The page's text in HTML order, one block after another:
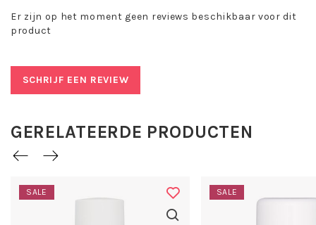
foto-aging afremt.
Nouvital Pro Collagen Emulsion verhoogt het
vochtgehalte van de huid, activeert de celstofwisseling,
Geschikt voor een droge of vochtarme huid, rijpere huid.
Hypoallergeen
Vrij van minerale olien
Vrij van tarwekiemolie (i.v.m. glutenallergie)
Er zijn op het moment geen reviews beschikbaar voor dit
product
SCHRIJF EEN REVIEW
GERELATEERDE PRODUCTEN
SALE SALE